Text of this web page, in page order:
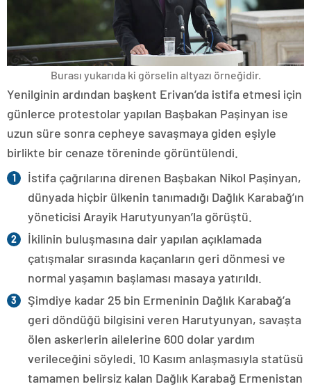
Burası yukarıda ki görselin altyazı örneğidir.
Yenilginin ardından başkent Erivan’da istifa etmesi için
günlerce protestolar yapılan Başbakan Paşinyan ise
uzun süre sonra cepheye savaşmaya giden eşiyle
birlikte bir cenaze töreninde görüntülendi.
İstifa çağrılarına direnen Başbakan Nikol Paşinyan,
dünyada hiçbir ülkenin tanımadığı Dağlık Karabağ’ın
yöneticisi Arayik Harutyunyan’la görüştü.
İkilinin buluşmasına dair yapılan açıklamada
çatışmalar sırasında kaçanların geri dönmesi ve
normal yaşamın başlaması masaya yatırıldı.
Şimdiye kadar 25 bin Ermeninin Dağlık Karabağ’a
geri döndüğü bilgisini veren Harutyunyan, savaşta
ölen askerlerin ailelerine 600 dolar yardım
verileceğini söyledi. 10 Kasım anlaşmasıyla statüsü
tamamen belirsiz kalan Dağlık Karabağ Ermenistan